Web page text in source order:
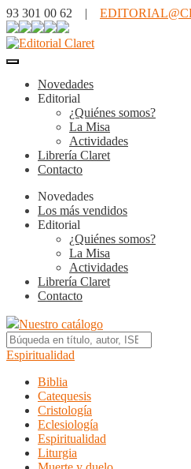
93 301 00 62 |
Novedades
Editorial
¿Quiénes somos?
La Misa
Actividades
Librería Claret
Contacto
Novedades
Los más vendidos
Editorial
¿Quiénes somos?
La Misa
Actividades
Librería Claret
Contacto
Nuestro catálogo
Espiritualidad
Biblia
Catequesis
Cristología
Eclesiología
Espiritualidad
Liturgia